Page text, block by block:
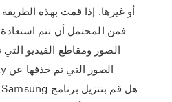
فمن المحتمل أن تتم
الصور ومقاطع الفيديو